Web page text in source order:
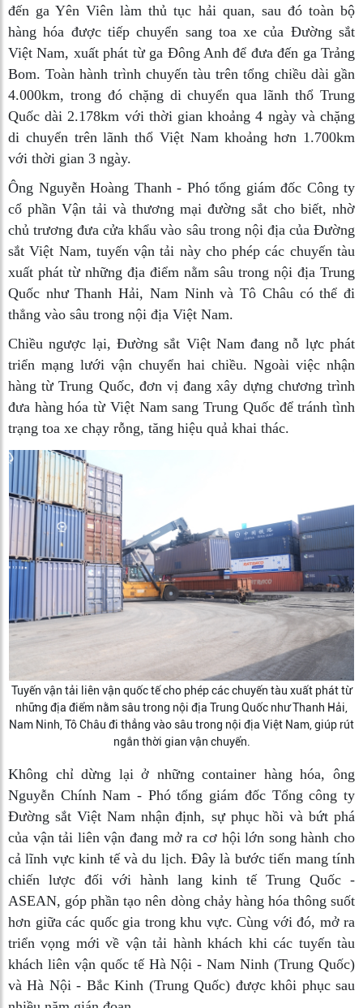
đến ga Yên Viên làm thủ tục hải quan, sau đó toàn bộ
hàng hóa được tiếp chuyển sang toa xe của Đường sắt
Việt Nam, xuất phát từ ga Đông Anh để đưa đến ga Trảng
Bom. Toàn hành trình chuyến tàu trên tổng chiều dài gần
4.000km, trong đó chặng di chuyển qua lãnh thổ Trung
Quốc dài 2.178km với thời gian khoảng 4 ngày và chặng
di chuyển trên lãnh thổ Việt Nam khoảng hơn 1.700km
với thời gian 3 ngày.
Ông Nguyễn Hoàng Thanh - Phó tổng giám đốc Công ty
cổ phần Vận tải và thương mại đường sắt cho biết, nhờ
chủ trương đưa cửa khẩu vào sâu trong nội địa của Đường
sắt Việt Nam, tuyến vận tải này cho phép các chuyến tàu
xuất phát từ những địa điểm nằm sâu trong nội địa Trung
Quốc như Thanh Hải, Nam Ninh và Tô Châu có thể đi
thẳng vào sâu trong nội địa Việt Nam.
Chiều ngược lại, Đường sắt Việt Nam đang nỗ lực phát
triển mạng lưới vận chuyển hai chiều. Ngoài việc nhận
hàng từ Trung Quốc, đơn vị đang xây dựng chương trình
đưa hàng hóa từ Việt Nam sang Trung Quốc để tránh tình
trạng toa xe chạy rỗng, tăng hiệu quả khai thác.
Tuyến vận tải liên vận quốc tế cho phép các chuyến tàu xuất phát từ
những địa điểm nằm sâu trong nội địa Trung Quốc như Thanh Hải,
Nam Ninh, Tô Châu đi thẳng vào sâu trong nội địa Việt Nam, giúp rút
ngắn thời gian vận chuyển.
Không chỉ dừng lại ở những container hàng hóa, ông
Nguyễn Chính Nam - Phó tổng giám đốc Tổng công ty
Đường sắt Việt Nam nhận định, sự phục hồi và bứt phá
của vận tải liên vận đang mở ra cơ hội lớn song hành cho
cả lĩnh vực kinh tế và du lịch. Đây là bước tiến mang tính
chiến lược đối với hành lang kinh tế Trung Quốc -
ASEAN, góp phần tạo nên dòng chảy hàng hóa thông suốt
hơn giữa các quốc gia trong khu vực. Cùng với đó, mở ra
triển vọng mới về vận tải hành khách khi các tuyến tàu
khách liên vận quốc tế Hà Nội - Nam Ninh (Trung Quốc)
và Hà Nội - Bắc Kinh (Trung Quốc) được khôi phục sau